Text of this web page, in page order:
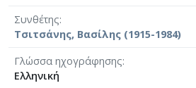
Συνθέτης
Τσιτσάνης, Βασίλης (1915-1984)
Γλώσσα ηχογράφησης
Ελληνική